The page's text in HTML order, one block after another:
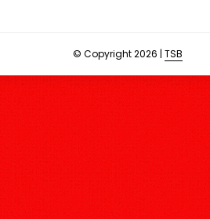
© Copyright 2026 | TSB